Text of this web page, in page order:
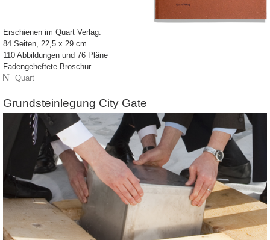
Erschienen im Quart Verlag:
84 Seiten, 22,5 x 29 cm
110 Abbildungen und 76 Pläne
Fadengeheftete Broschur
N Quart
Grundsteinlegung City Gate